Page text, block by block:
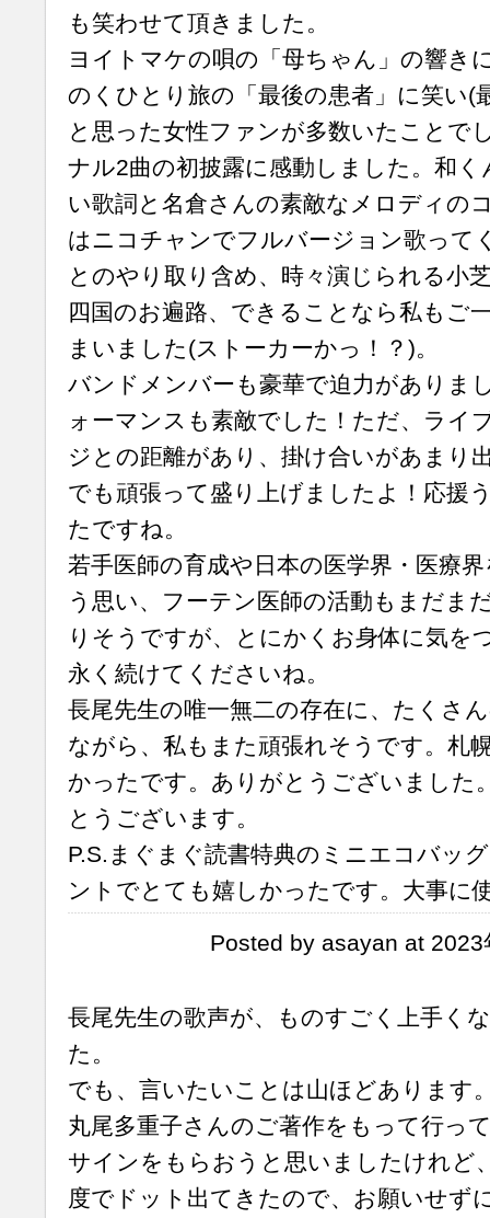
も笑わせて頂きました。
ヨイトマケの唄の「母ちゃん」の響き
のくひとり旅の「最後の患者」に笑い(
と思った女性ファンが多数いたことで
ナル2曲の初披露に感動しました。和
い歌詞と名倉さんの素敵なメロディの
はニコチャンでフルバージョン歌って
とのやり取り含め、時々演じられる小
四国のお遍路、できることなら私もご
まいました(ストーカーかっ！？)。
バンドメンバーも豪華で迫力がありま
ォーマンスも素敵でした！ただ、ライ
ジとの距離があり、掛け合いがあまり
でも頑張って盛り上げましたよ！応援
たですね。
若手医師の育成や日本の医学界・医療
う思い、フーテン医師の活動もまだま
りそうですが、とにかくお身体に気を
永く続けてくださいね。
長尾先生の唯一無二の存在に、たくさ
ながら、私もまた頑張れそうです。札
かったです。ありがとうございました
とうございます。
P.S.まぐまぐ読書特典のミニエコバッ
ントでとても嬉しかったです。大事に
Posted by asayan at
長尾先生の歌声が、ものすごく上手く
た。
でも、言いたいことは山ほどあります
丸尾多重子さんのご著作をもって行っ
サインをもらおうと思いましたけれど
度でドット出てきたので、お願いせず